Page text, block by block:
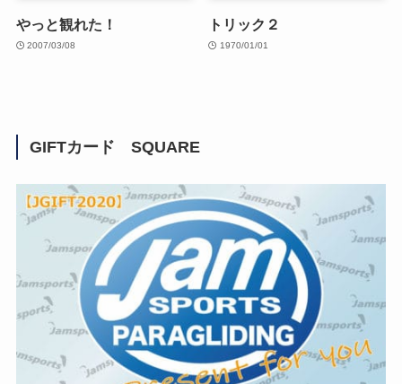
やっと観れた！
2007/03/08
トリック２
1970/01/01
GIFTカード SQUARE